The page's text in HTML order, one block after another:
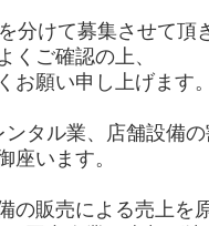
分けて募集させて頂
くご確認の上、
お願い申し上げます
タル業、店舗設備
座います。
の販売による売上を